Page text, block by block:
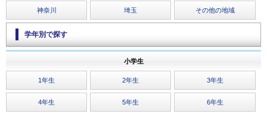
神奈川 埼玉 その他の地域
学年別で探す
小学生
1年生 2年生 3年生
4年生 5年生 6年生